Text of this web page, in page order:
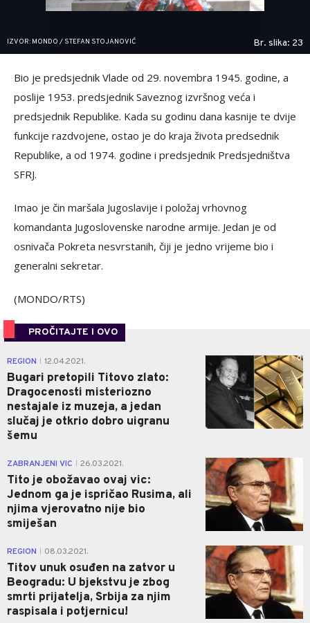
IZVOR: MONDO / STEFAN STOJANOVIĆ Br. slika: 23
Bio je predsjednik Vlade od 29. novembra 1945. godine, a
poslije 1953. predsjednik Saveznog izvršnog veća i
predsjednik Republike. Kada su godinu dana kasnije te dvije
funkcije razdvojene, ostao je do kraja života predsednik
Republike, a od 1974. godine i predsjednik Predsjedništva
SFRJ.
Imao je čin maršala Jugoslavije i položaj vrhovnog
komandanta Jugoslovenske narodne armije. Jedan je od
osnivača Pokreta nesvrstanih, čiji je jedno vrijeme bio i
generalni sekretar.
(MONDO/RTS)
PROČITAJTE I OVO
REGION 12.04.2021.
Bugari pretopili Titovo zlato:
Dragocenosti misteriozno
nestajale iz muzeja, a jedan
slučaj je otkrio dobro uigranu
šemu
0
ZABRANJENI VIC 26.03.2021.
Tito je obožavao ovaj vic:
Jednom ga je ispričao Rusima, ali
njima vjerovatno nije bio
smiješan
REGION 08.03.2021.
Titov unuk osuđen na zatvor u
Beogradu: U bjekstvu je zbog
smrti prijatelja, Srbija za njim
raspisala i potjernicu!